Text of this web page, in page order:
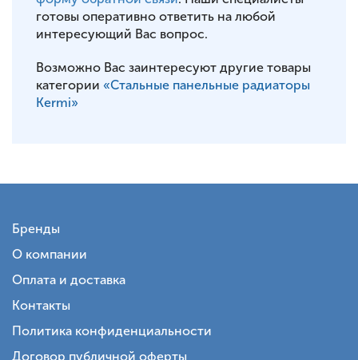
готовы оперативно ответить на любой
интересующий Вас вопрос.
Возможно Вас заинтересуют другие товары
категории «Стальные панельные радиаторы
Kermi»
Бренды
О компании
Оплата и доставка
Контакты
Политика конфиденциальности
Договор публичной оферты